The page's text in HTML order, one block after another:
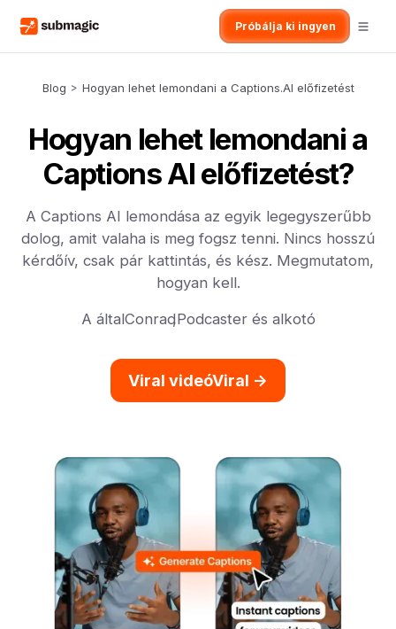
Próbálja ki ingyen
Blog > Hogyan lehet lemondani a Captions.AI előfizetést
Hogyan lehet lemondani a
Captions AI előfizetést?
A Captions AI lemondása az egyik legegyszerűbb
dolog, amit valaha is meg fogsz tenni. Nincs hosszú
kérdőív, csak pár kattintás, és kész. Megmutatom,
hogyan kell.
A általConrad,Podcaster és alkotó
Viral videóViral ->